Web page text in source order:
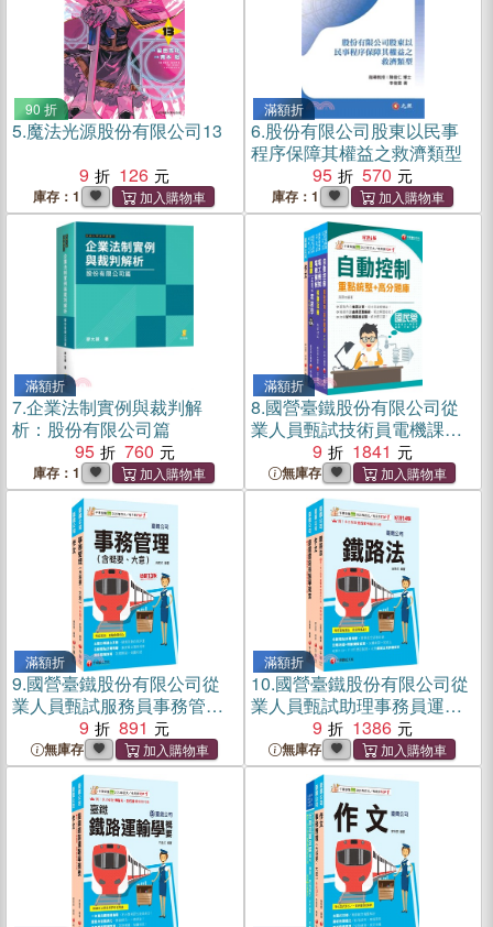
90 折
5.魔法光源股份有限公司13
9
126
庫存：1
滿額折
6.股份有限公司股東以民事
程序保障其權益之救濟類型
95
570
庫存：1
滿額折
7.企業法制實例與裁判解
析：股份有限公司篇
95
760
庫存：1
滿額折
8.國營臺鐵股份有限公司從
業人員甄試技術員電機課文
版套書（共四冊）
9 1841
無庫存
滿額折
9.國營臺鐵股份有限公司從
業人員甄試服務員事務管理
課文版套書（共二冊）
9 891
無庫存
滿額折
10.國營臺鐵股份有限公司從
業人員甄試助理事務員運務
課文版套書（共三冊）
9 1386
無庫存